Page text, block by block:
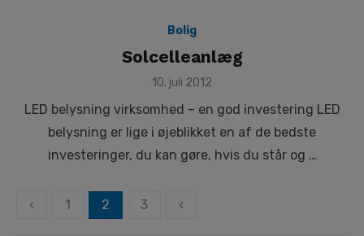
Bolig
Solcelleanlæg
Posted
10. juli 2012
LED belysning virksomhed – en god investering LED
belysning er lige i øjeblikket en af de bedste
investeringer, du kan gøre, hvis du står og …
Navigation
‹ 1 2 3 ‹